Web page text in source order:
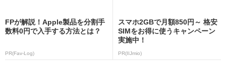
FPが解説！Apple製品を分割手
数料0円で入手する方法とは？
PR(Fav-Log)
スマホ2GBで月額850円～ 格安
SIMをお得に使うキャンペーン
実施中！
PR(IIJmio)